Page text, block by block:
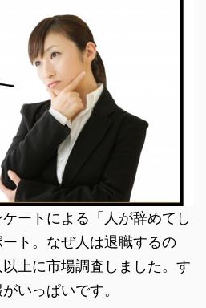
ートによる「人が辞めてし
ト。なぜ人は退職するの
上に市場調査しました。す
いっぱいです。